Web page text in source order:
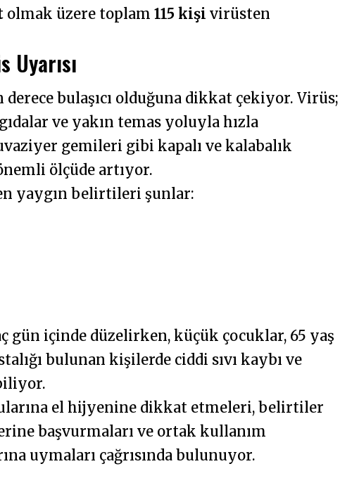
olmak üzere toplam115 kişi virüsten
Uyarısı
bulaşıcı olduğuna dikkat çekiyor. Virüs;
ve yakın temas yoluyla hızla
gemileri gibi kapalı ve kalabalık
ölçüde artıyor.
yaygın belirtileri şunlar:
içinde düzelirken, küçük çocuklar, 65 yaş
bulunan kişilerde ciddi sıvı kaybı ve
el hijyenine dikkat etmeleri, belirtiler
başvurmaları ve ortak kullanım
uymaları çağrısında bulunuyor.